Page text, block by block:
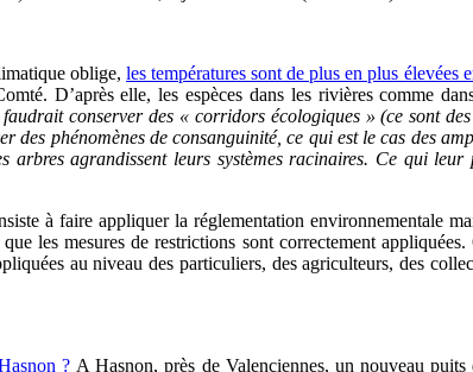
oblige,les températures sont de plus en plus élevées
D’après elle, les espèces dans les rivières comme
conserver des « corridors écologiques » (ce sont
phénomènes de consanguinité, ce qui est le cas des
agrandissent leurs systèmes racinaires. Ce qui
à faire appliquer la réglementation environnementale
les mesures de restrictions sont correctement
au niveau des particuliers, des agriculteurs, des
? A Hasnon, près de Valenciennes, un nouveau